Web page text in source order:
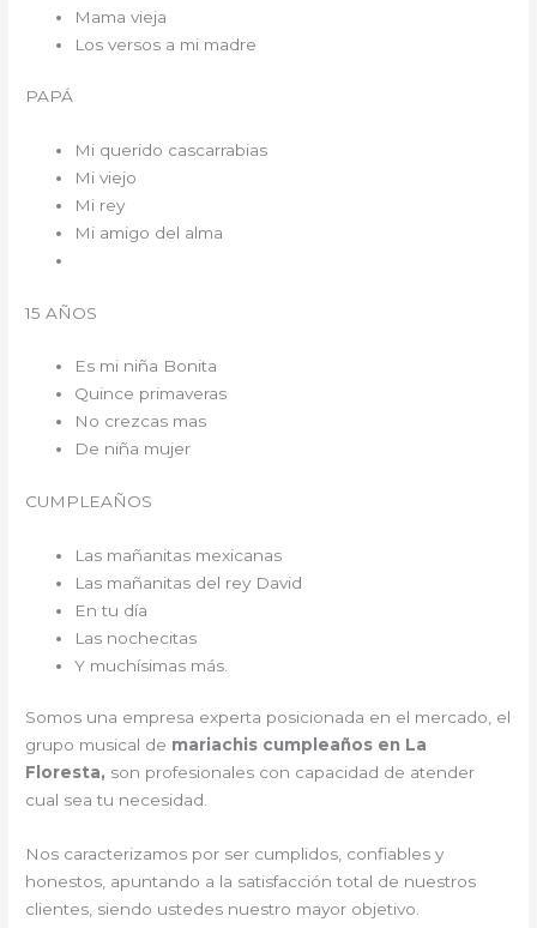
Mama vieja
Los versos a mi madre
PAPÁ
Mi querido cascarrabias
Mi viejo
Mi rey
Mi amigo del alma
15 AÑOS
Es mi niña Bonita
Quince primaveras
No crezcas mas
De niña mujer
CUMPLEAÑOS
Las mañanitas mexicanas
Las mañanitas del rey David
En tu día
Las nochecitas
Y muchísimas más.
Somos una empresa experta posicionada en el mercado, el
grupo musical de mariachis cumpleaños en La
Floresta, son profesionales con capacidad de atender
cual sea tu necesidad.
Nos caracterizamos por ser cumplidos, confiables y
honestos, apuntando a la satisfacción total de nuestros
clientes, siendo ustedes nuestro mayor objetivo.